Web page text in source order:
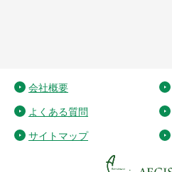
会社概要
よくある質問
サイトマップ